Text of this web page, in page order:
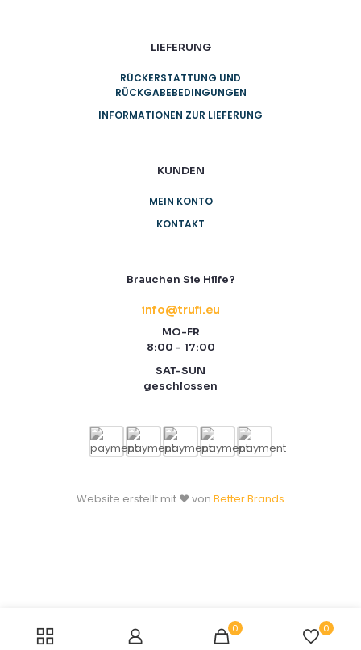
LIEFERUNG
RÜCKERSTATTUNG UND
RÜCKGABEBEDINGUNGEN
INFORMATIONEN ZUR LIEFERUNG
KUNDEN
MEIN KONTO
KONTAKT
Brauchen Sie Hilfe?
info@trufi.eu
MO-FR
8:00 - 17:00
SAT-SUN
geschlossen
Website erstellt mit ❤️ von Better Brands
0 0